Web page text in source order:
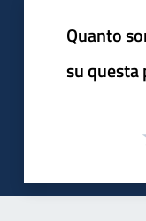
Quanto
su questa